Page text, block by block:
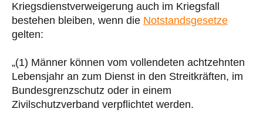
Kriegsdienstverweigerung auch im Kriegsfall
bestehen bleiben, wenn die Notstandsgesetze
gelten:
„(1) Männer können vom vollendeten achtzehnten
Lebensjahr an zum Dienst in den Streitkräften, im
Bundesgrenzschutz oder in einem
Zivilschutzverband verpflichtet werden.